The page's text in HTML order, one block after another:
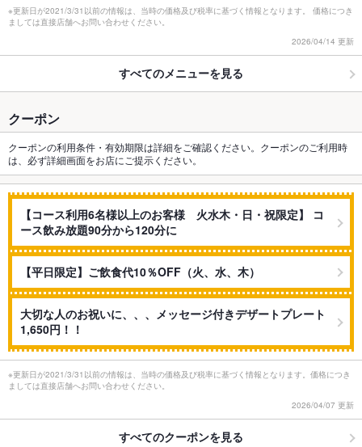
※更新日が2021/3/31以前の情報は、当時の価格及び税率に基づく情報となります。 価格につき
ましては直接店舗へお問い合わせください。
2026/04/14 更新
すべてのメニューを見る
クーポン
クーポンの利用条件・有効期限は詳細をご確認ください。クーポンのご利用時
は、必ず詳細画面をお店にご提示ください。
【コース利用6名様以上のお客様 火水木・日・祝限定】 コ
ース飲み放題90分から120分に
【平日限定】ご飲食代10％OFF（火、水、木）
大切な人のお祝いに、、、メッセージ付きデザートプレート
1,650円！！
※更新日が2021/3/31以前の情報は、当時の価格及び税率に基づく情報となります。価格につき
ましては直接店舗へお問い合わせください。
2026/04/07 更新
すべてのクーポンを見る